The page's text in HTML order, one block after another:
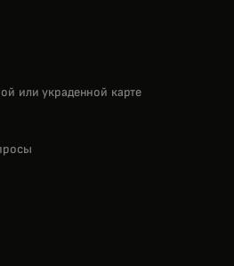
или украденной карте